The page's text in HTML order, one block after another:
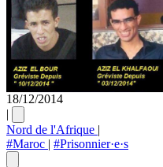
18/12/2014
|
Nord de l'Afrique |
#Maroc | #Prisonnier·e·s